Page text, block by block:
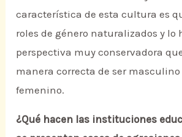
característica de esta cultura es
roles de género naturalizados y lo
perspectiva muy conservadora
manera correcta de ser masculino
femenino.
¿Qué hacen las instituciones